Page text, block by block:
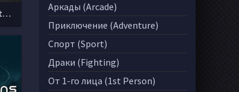
Airships Conquer the Skies
Аркады (Arcade)
Приключение (Adventure)
Спорт (Sport)
Драки (Fighting)
От 1-го лица (1st Person)